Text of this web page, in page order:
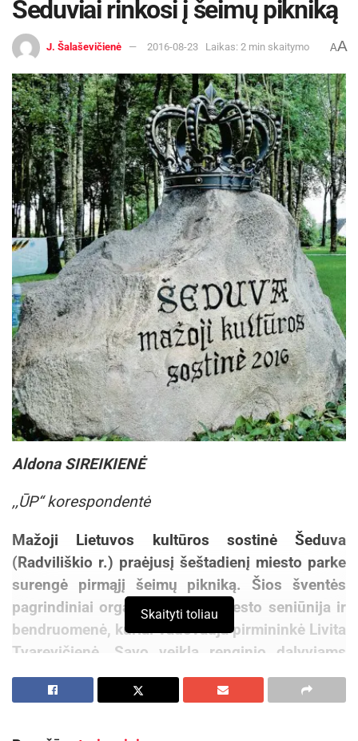
Šeduviai rinkosi į šeimų pikniką
J. Šalaševičienė 2016-08-23 Laikas: 2 min skaitymo AA
Aldona SIREIKIENĖ
,,ŪP“ korespondentė
Mažoji Lietuvos kultūros sostinė Šeduva
(Radviliškio r.) praėjusį šeštadienį miesto parke
surengė pirmąjį šeimų pikniką. Šios šventės
pagrindiniai organizatoriai – miesto seniūnija ir
bendruomenė, kuriai vadovauja pirmininkė Livita
Tvarevičienė. Savo veiklą renginio dalyviams
pristatė priešgaisrinės ir gelbėjimo tarnybos,
policijos bei greitosios pagalbos darbuotojai,
Skaityti toliau